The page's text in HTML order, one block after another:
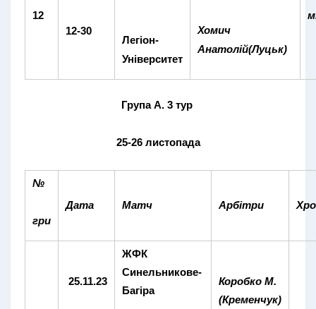
12
12-30
Легіон-
Університет
Хомич
Анатолій(Луцьк)
Група А. 3 тур
25-26 листопада
№
гри
Дата Матч Арбітри
25.11.23
ЖФК
Синельникове-
Багіра
Коробко М.
(Кременчук)